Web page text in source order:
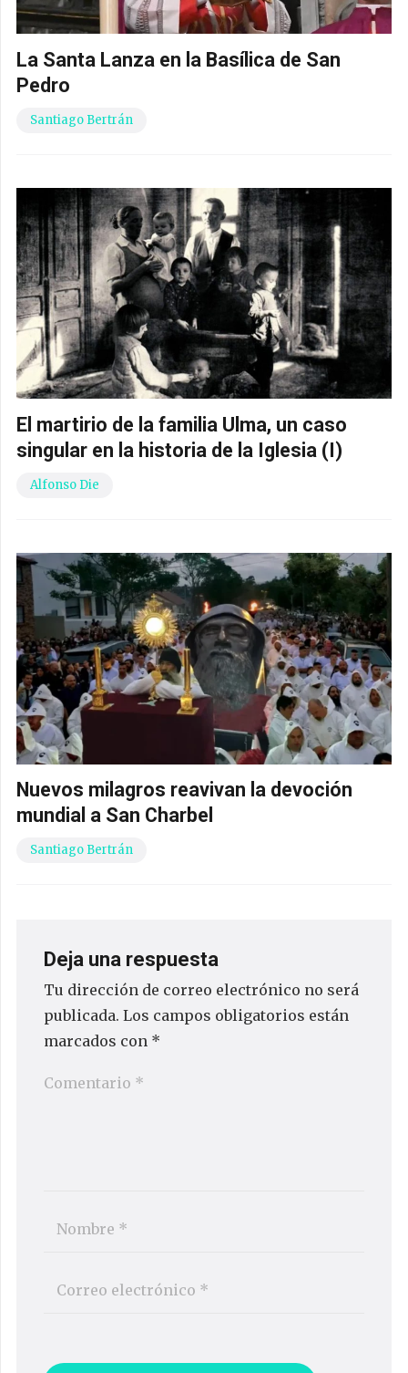
La Santa Lanza en la Basílica de San
Pedro
Santiago Bertrán
El martirio de la familia Ulma, un caso
singular en la historia de la Iglesia (I)
Alfonso Die
Nuevos milagros reavivan la devoción
mundial a San Charbel
Santiago Bertrán
Deja una respuesta
Tu dirección de correo electrónico no será
publicada. Los campos obligatorios están
marcados con *